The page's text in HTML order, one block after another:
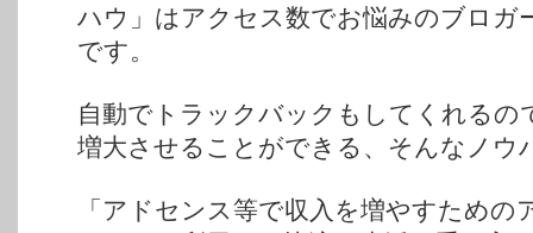
ハウ」はアクセス数でお悩みのブロガ
です。
自動でトラックバックもしてくれるの
増大させることができる、そんなノウ
「アドセンス等で収入を増やすため